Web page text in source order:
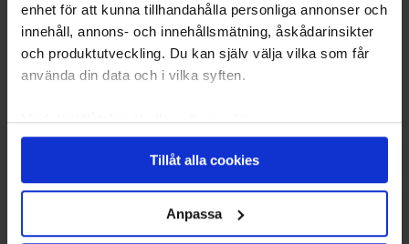
enhet för att kunna tillhandahålla personliga annonser och
innehåll, annons- och innehållsmätning, åskådarinsikter
och produktutveckling. Du kan själv välja vilka som får
använda din data och i vilka syften.
Med din tillåtelse skulle vi även vilja:
som kan ha en noggrannhet på upp till flera meter
Identifiera din enhet genom att aktivt skanna den
för specifika kännetecken (fingeravtryck)
Ta reda på mer om hur dina personliga uppgifter
Tillåt alla cookies
Anpassa
De flesta kameror kan ställas in så att husdjur kan
röra sig fritt inne i huset medan larmet är på, utan
att utlösa larmet.
Det gör att du inte behöver stänga in din katt eller
hund i ett separat, låst rum medan du är borta, och
ändå kan behålla den optimala säkerheten i ditt
hem.